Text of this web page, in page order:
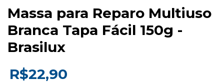
Massa para Reparo Multiuso
Branca Tapa Fácil 150g -
Brasilux
R$22,90